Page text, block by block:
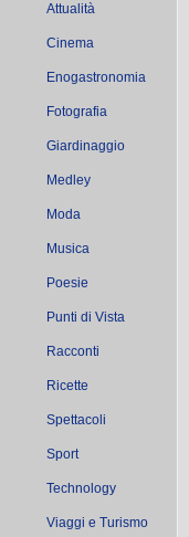
Attualità
Cinema
Enogastronomia
Fotografia
Giardinaggio
Medley
Moda
Musica
Poesie
Punti di Vista
Racconti
Ricette
Spettacoli
Sport
Technology
Viaggi e Turismo